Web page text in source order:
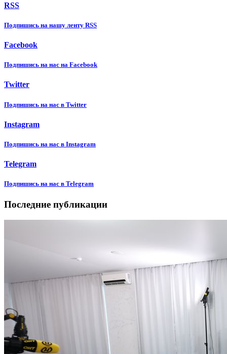
RSS
Подпишиcь на нашу ленту RSS
Facebook
Подпишиcь на нас на Facebook
Twitter
Подпишиcь на нас в Twitter
Instagram
Подпишиcь на нас в Instagram
Telegram
Подпишиcь на нас в Telegram
Последние публикации